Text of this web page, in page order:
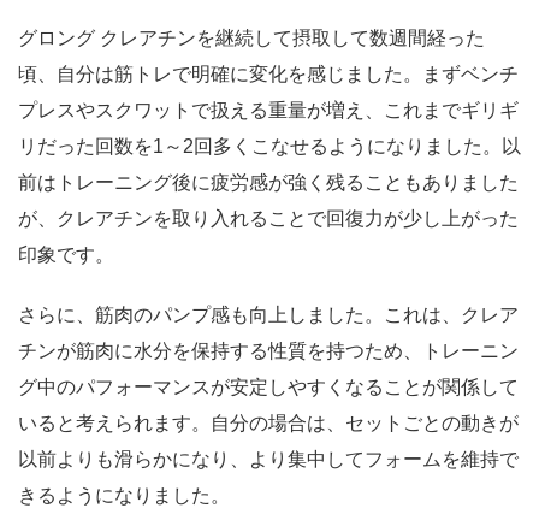
グロング クレアチンを継続して摂取して数週間経った
頃、自分は筋トレで明確に変化を感じました。まずベンチ
プレスやスクワットで扱える重量が増え、これまでギリギ
リだった回数を1～2回多くこなせるようになりました。以
前はトレーニング後に疲労感が強く残ることもありました
が、クレアチンを取り入れることで回復力が少し上がった
印象です。
さらに、筋肉のパンプ感も向上しました。これは、クレア
チンが筋肉に水分を保持する性質を持つため、トレーニン
グ中のパフォーマンスが安定しやすくなることが関係して
いると考えられます。自分の場合は、セットごとの動きが
以前よりも滑らかになり、より集中してフォームを維持で
きるようになりました。